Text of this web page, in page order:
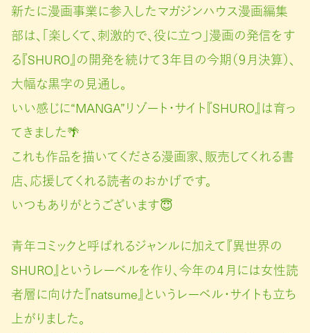
新たに漫画事業に参入したマガジンハウス漫画編集
部は、「楽しくて、刺激的で、役に立つ」漫画の発信をす
る『SHURO』の開発を続けて３年目の今期（９月決算）、
大幅な黒字の見通し。
いい感じに“MANGA”リゾート・サイト『SHURO』は育っ
てきました🌴
これも作品を描いてくださる漫画家、販売してくれる書
店、応援してくれる読者のおかげです。
いつもありがとうございます😇
青年コミックと呼ばれるジャンルに加えて『異世界の
SHURO』というレーベルを作り、今年の４月には女性読
者層に向けた『natsume』というレーベル・サイトも立ち
上がりました。